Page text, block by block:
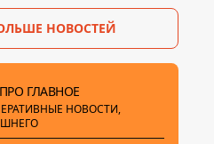
в ТЦК
НОВОСТЕЙ
ГЛАВНОЕ
НОВОСТИ,